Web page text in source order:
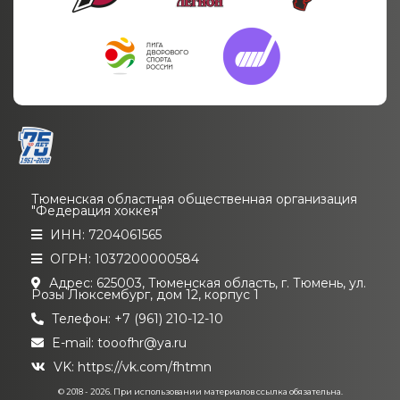
Тюменская областная общественная организация
"Федерация хоккея"
ИНН: 7204061565
ОГРН: 1037200000584
Адрес: 625003, Тюменская область, г. Тюмень, ул.
Розы Люксембург, дом 12, корпус 1
Телефон: +7 (961) 210-12-10
E-mail: tooofhr@ya.ru
VK: https://vk.com/fhtmn
© 2018 - 2026. При использовании материалов ссылка обязательна.